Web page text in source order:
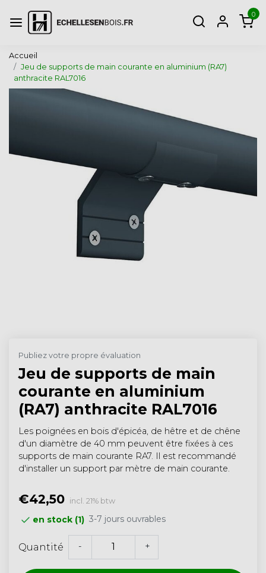
0
Accueil
Jeu de supports de main courante en aluminium (RA7)
anthracite RAL7016
Publiez votre propre évaluation
Jeu de supports de main
courante en aluminium
(RA7) anthracite RAL7016
Les poignées en bois d'épicéa, de hêtre et de chêne
d'un diamètre de 40 mm peuvent être fixées à ces
supports de main courante RA7. Il est recommandé
d'installer un support par mètre de main courante.
€42,50 incl. 21% btw
en stock (1) 3-7 jours ouvrables
Quantité - +